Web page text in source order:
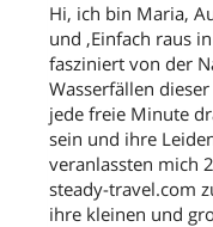
Hi, ich bin Maria,
und ‚Einfach raus
fasziniert von der
Wasserfällen
jede freie Minute
sein und ihre
veranlassten mich
steady-travel.com
ihre kleinen und